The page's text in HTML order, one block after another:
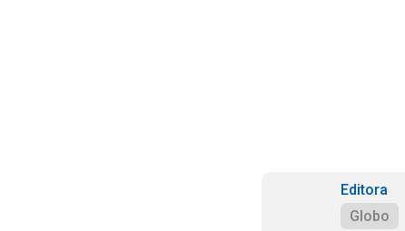
Editora
Globo